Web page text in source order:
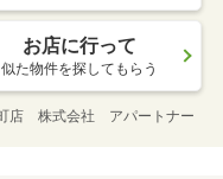
お店に行って
似た物件を探してもらう
店 株式会社 アパートナー